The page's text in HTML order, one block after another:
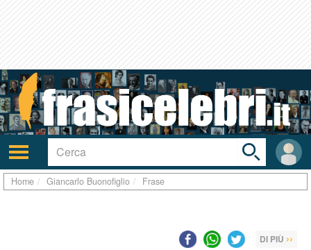
Attiva/disattiva
navigazione
User
area
Toggle
search
bar
Home Giancarlo Buonofiglio Frase
DI PIÙ ››